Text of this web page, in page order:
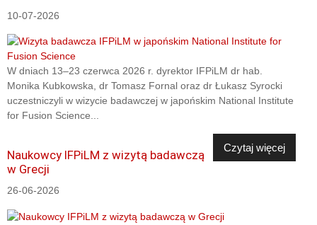
10-07-2026
W dniach 13–23 czerwca 2026 r. dyrektor IFPiLM dr hab.
Monika Kubkowska, dr Tomasz Fornal oraz dr Łukasz Syrocki
uczestniczyli w wizycie badawczej w japońskim National Institute
for Fusion Science...
Czytaj więcej
Naukowcy IFPiLM z wizytą badawczą
w Grecji
26-06-2026